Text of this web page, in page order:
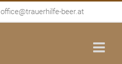
office@trauerhilfe-beer.at